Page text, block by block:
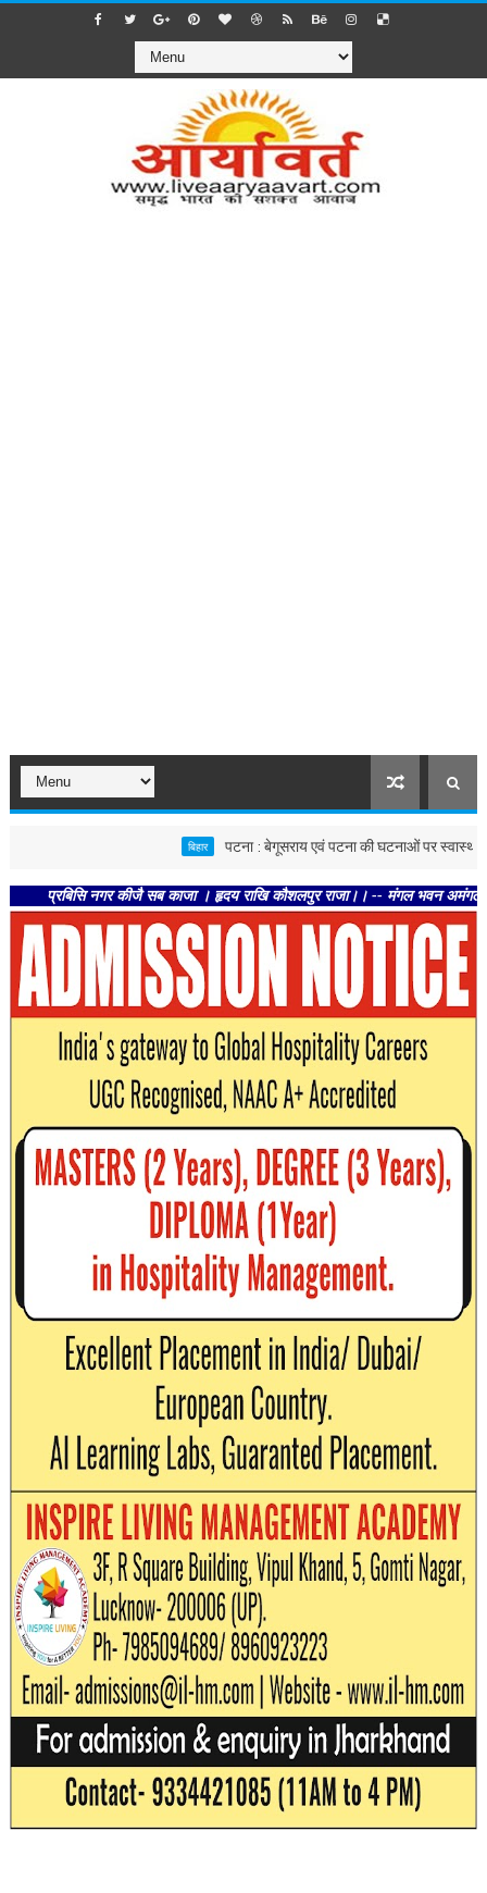
पटना : बेगूसराय एवं पटना की घटनाओं पर स्वास्थ्य विभाग
नगर कीजै सब काजा । हृदय राखि कौशलपुर राजा।। -- मंगल भवन अमंगल हारी।